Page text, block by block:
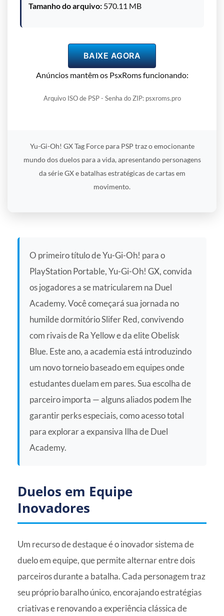
Tamanho do arquivo: 570.11 MB
BAIXE AGORA
Anúncios mantêm os PsxRoms funcionando:
Arquivo ISO de PSP - Senha do ZIP: psxroms.pro
Yu-Gi-Oh! GX Tag Force para PSP traz o emocionante
mundo dos duelos para a vida, apresentando personagens
da série GX e batalhas estratégicas de cartas em
movimento.
O primeiro título de Yu-Gi-Oh! para o
PlayStation Portable, Yu-Gi-Oh! GX, convida
os jogadores a se matricularem na Duel
Academy. Você começará sua jornada no
humilde dormitório Slifer Red, convivendo
com rivais de Ra Yellow e da elite Obelisk
Blue. Este ano, a academia está introduzindo
um novo torneio baseado em equipes onde
estudantes duelam em pares. Sua escolha de
parceiro importa — alguns aliados podem lhe
garantir perks especiais, como acesso total
para explorar a expansiva Ilha de Duel
Academy.
Duelos em Equipe
Inovadores
Um recurso de destaque é o inovador sistema de
duelo em equipe, que permite alternar entre dois
parceiros durante a batalha. Cada personagem traz
seu próprio baralho único, encorajando estratégias
criativas e renovando a experiência clássica de